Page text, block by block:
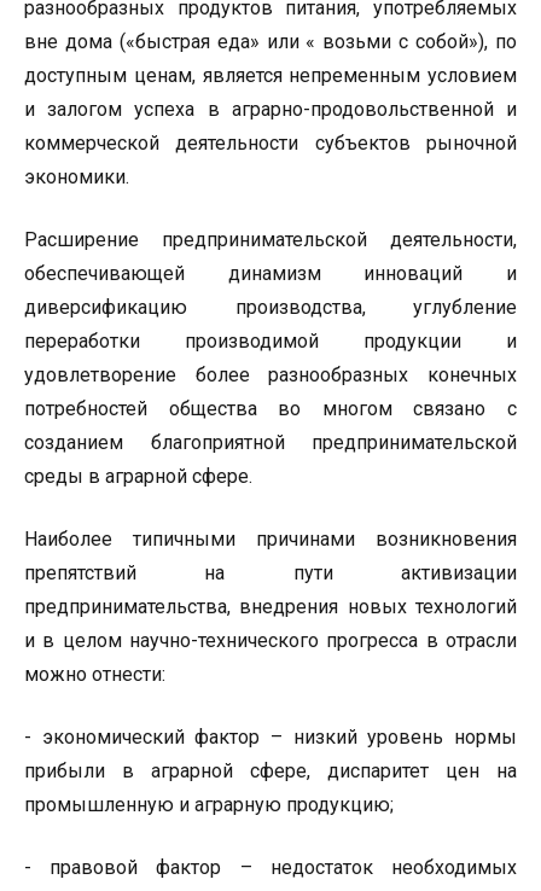
разнообразных продуктов питания, употребляемых
вне дома («быстрая еда» или « возьми с собой»), по
доступным ценам, является непременным условием
и залогом успеха в аграрно-продовольственной и
коммерческой деятельности субъектов рыночной
экономики.
Расширение предпринимательской деятельности,
обеспечивающей динамизм инноваций и
диверсификацию производства, углубление
переработки производимой продукции и
удовлетворение более разнообразных конечных
потребностей общества во многом связано с
созданием благоприятной предпринимательской
среды в аграрной сфере.
Наиболее типичными причинами возникновения
препятствий на пути активизации
предпринимательства, внедрения новых технологий
и в целом научно-технического прогресса в отрасли
можно отнести:
- экономический фактор – низкий уровень нормы
прибыли в аграрной сфере, диспаритет цен на
промышленную и аграрную продукцию;
- правовой фактор – недостаток необходимых